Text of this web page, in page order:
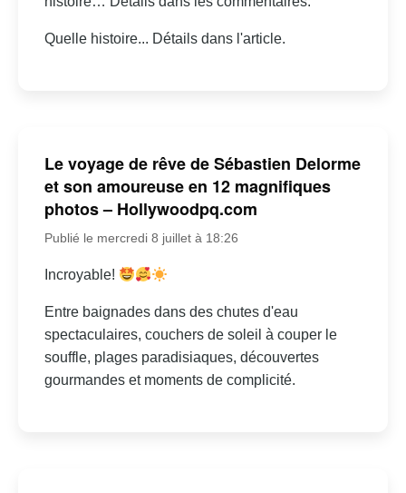
Quelle histoire... Détails dans l'article.
Le voyage de rêve de Sébastien Delorme
et son amoureuse en 12 magnifiques
photos – Hollywoodpq.com
Publié le mercredi 8 juillet à 18:26
Incroyable!
Entre baignades dans des chutes d'eau
spectaculaires, couchers de soleil à couper le
souffle, plages paradisiaques, découvertes
gourmandes et moments de complicité.